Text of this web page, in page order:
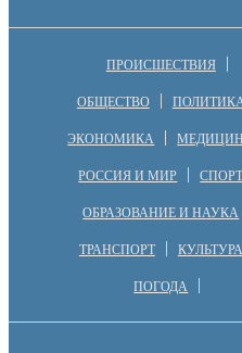
ПРОИСШЕСТВИЯ
ОБЩЕСТВО
ЭКОНОМИКА
РОССИЯ И МИР СПОРТ
ОБРАЗОВАНИЕ И НАУКА
ТРАНСПОРТ КУЛЬТУРА
ПОГОДА